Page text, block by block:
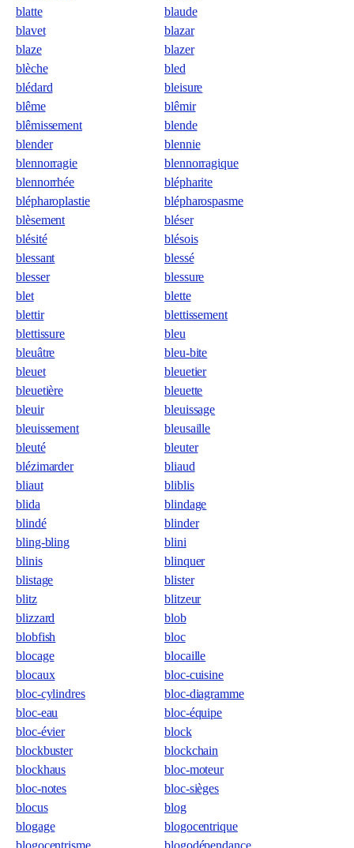
blatte
blaude
blavet
blazar
blaze
blazer
blèche
bled
blédard
bleisure
blême
blêmir
blêmissement
blende
blender
blennie
blennorragie
blennorragique
blennorrhée
blépharite
blépharoplastie
blépharospasme
blèsement
bléser
blésité
blésois
blessant
blessé
blesser
blessure
blet
blette
blettir
blettissement
blettissure
bleu
bleuâtre
bleu-bite
bleuet
bleuetier
bleuetière
bleuette
bleuir
bleuissage
bleuissement
bleusaille
bleuté
bleuter
blézimarder
bliaud
bliaut
bliblis
blida
blindage
blindé
blinder
bling-bling
blini
blinis
blinquer
blistage
blister
blitz
blitzeur
blizzard
blob
blobfish
bloc
blocage
blocaille
blocaux
bloc-cuisine
bloc-cylindres
bloc-diagramme
bloc-eau
bloc-équipe
bloc-évier
block
blockbuster
blockchain
blockhaus
bloc-moteur
bloc-notes
bloc-sièges
blocus
blog
blogage
blogocentrique
blogocentrisme
blogodépendance